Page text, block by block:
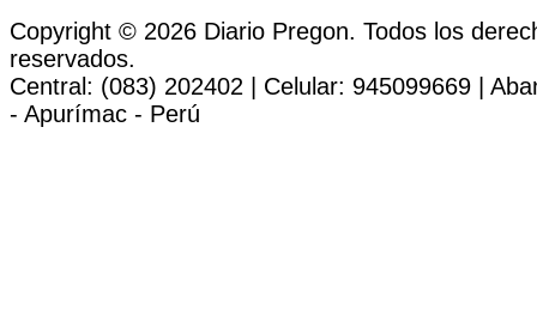
Copyright © 2026 Diario Pregon. Todos los
reservados.
Central: (083) 202402 | Celular: 945099669 |
- Apurímac - Perú